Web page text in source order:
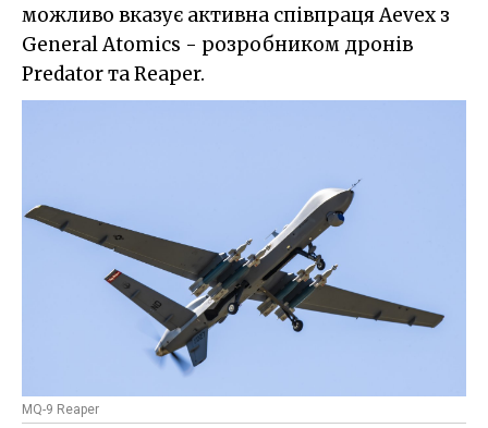
можливо вказує активна співпраця Aevex з
General Atomics - розробником дронів
Predator та Reaper.
MQ-9 Reaper